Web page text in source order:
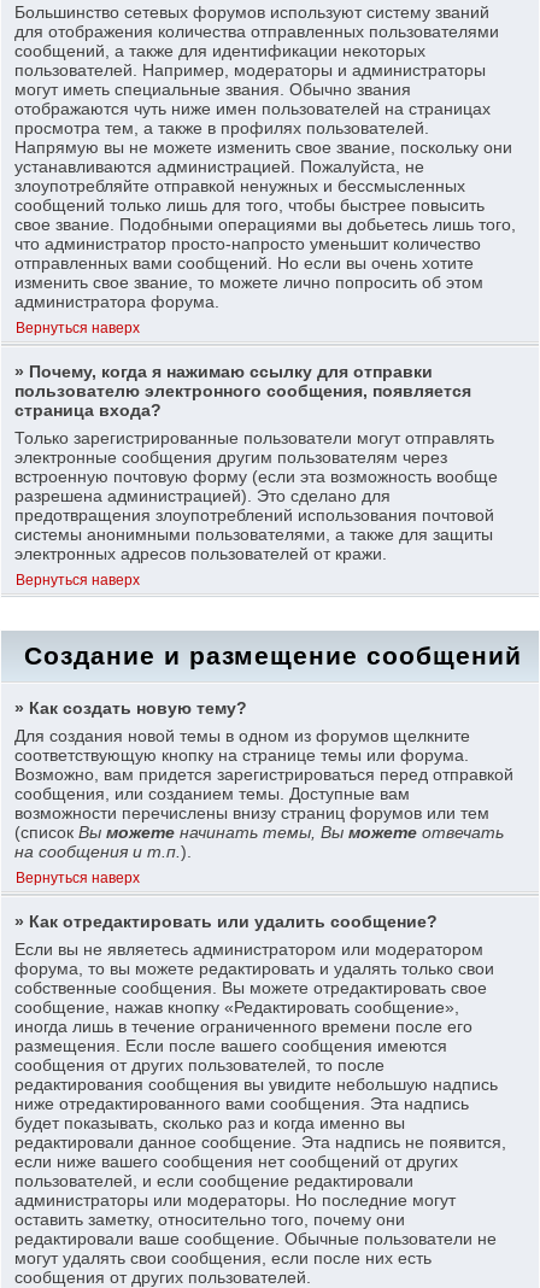
Большинство сетевых форумов используют систему званий
для отображения количества отправленных пользователями
сообщений, а также для идентификации некоторых
пользователей. Например, модераторы и администраторы
могут иметь специальные звания. Обычно звания
отображаются чуть ниже имен пользователей на страницах
просмотра тем, а также в профилях пользователей.
Напрямую вы не можете изменить свое звание, поскольку они
устанавливаются администрацией. Пожалуйста, не
злоупотребляйте отправкой ненужных и бессмысленных
сообщений только лишь для того, чтобы быстрее повысить
свое звание. Подобными операциями вы добьетесь лишь того,
что администратор просто-напросто уменьшит количество
отправленных вами сообщений. Но если вы очень хотите
изменить свое звание, то можете лично попросить об этом
администратора форума.
Вернуться наверх
» Почему, когда я нажимаю ссылку для отправки
пользователю электронного сообщения, появляется
страница входа?
Только зарегистрированные пользователи могут отправлять
электронные сообщения другим пользователям через
встроенную почтовую форму (если эта возможность вообще
разрешена администрацией). Это сделано для
предотвращения злоупотреблений использования почтовой
системы анонимными пользователями, а также для защиты
электронных адресов пользователей от кражи.
Вернуться наверх
Создание и размещение сообщений
» Как создать новую тему?
Для создания новой темы в одном из форумов щелкните
соответствующую кнопку на странице темы или форума.
Возможно, вам придется зарегистрироваться перед отправкой
сообщения, или созданием темы. Доступные вам
возможности перечислены внизу страниц форумов или тем
(списокВыможете начинать темы, Выможете отвечать
на сообщения и т.п.).
Вернуться наверх
» Как отредактировать или удалить сообщение?
Если вы не являетесь администратором или модератором
форума, то вы можете редактировать и удалять только свои
собственные сообщения. Вы можете отредактировать свое
сообщение, нажав кнопку «Редактировать сообщение»,
иногда лишь в течение ограниченного времени после его
размещения. Если после вашего сообщения имеются
сообщения от других пользователей, то после
редактирования сообщения вы увидите небольшую надпись
ниже отредактированного вами сообщения. Эта надпись
будет показывать, сколько раз и когда именно вы
редактировали данное сообщение. Эта надпись не появится,
если ниже вашего сообщения нет сообщений от других
пользователей, и если сообщение редактировали
администраторы или модераторы. Но последние могут
оставить заметку, относительно того, почему они
редактировали ваше сообщение. Обычные пользователи не
могут удалять свои сообщения, если после них есть
сообщения от других пользователей.